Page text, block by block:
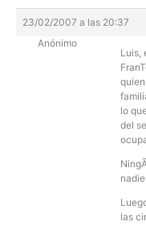
23/02/2007 a las 20:37
Anónimo
Luis,
lo
del
las